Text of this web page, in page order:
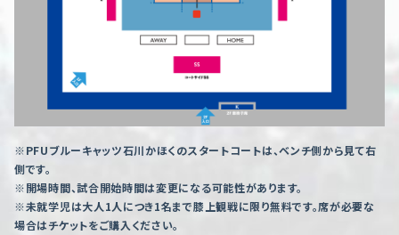
※PFUブルーキャッツ石川かほくのスタートコートは、ベンチ側から見て右
側です。
※開場時間、試合開始時間は変更になる可能性があります。
※未就学児は大人1人につき1名まで膝上観戦に限り無料です。席が必要な
場合はチケットをご購入ください。